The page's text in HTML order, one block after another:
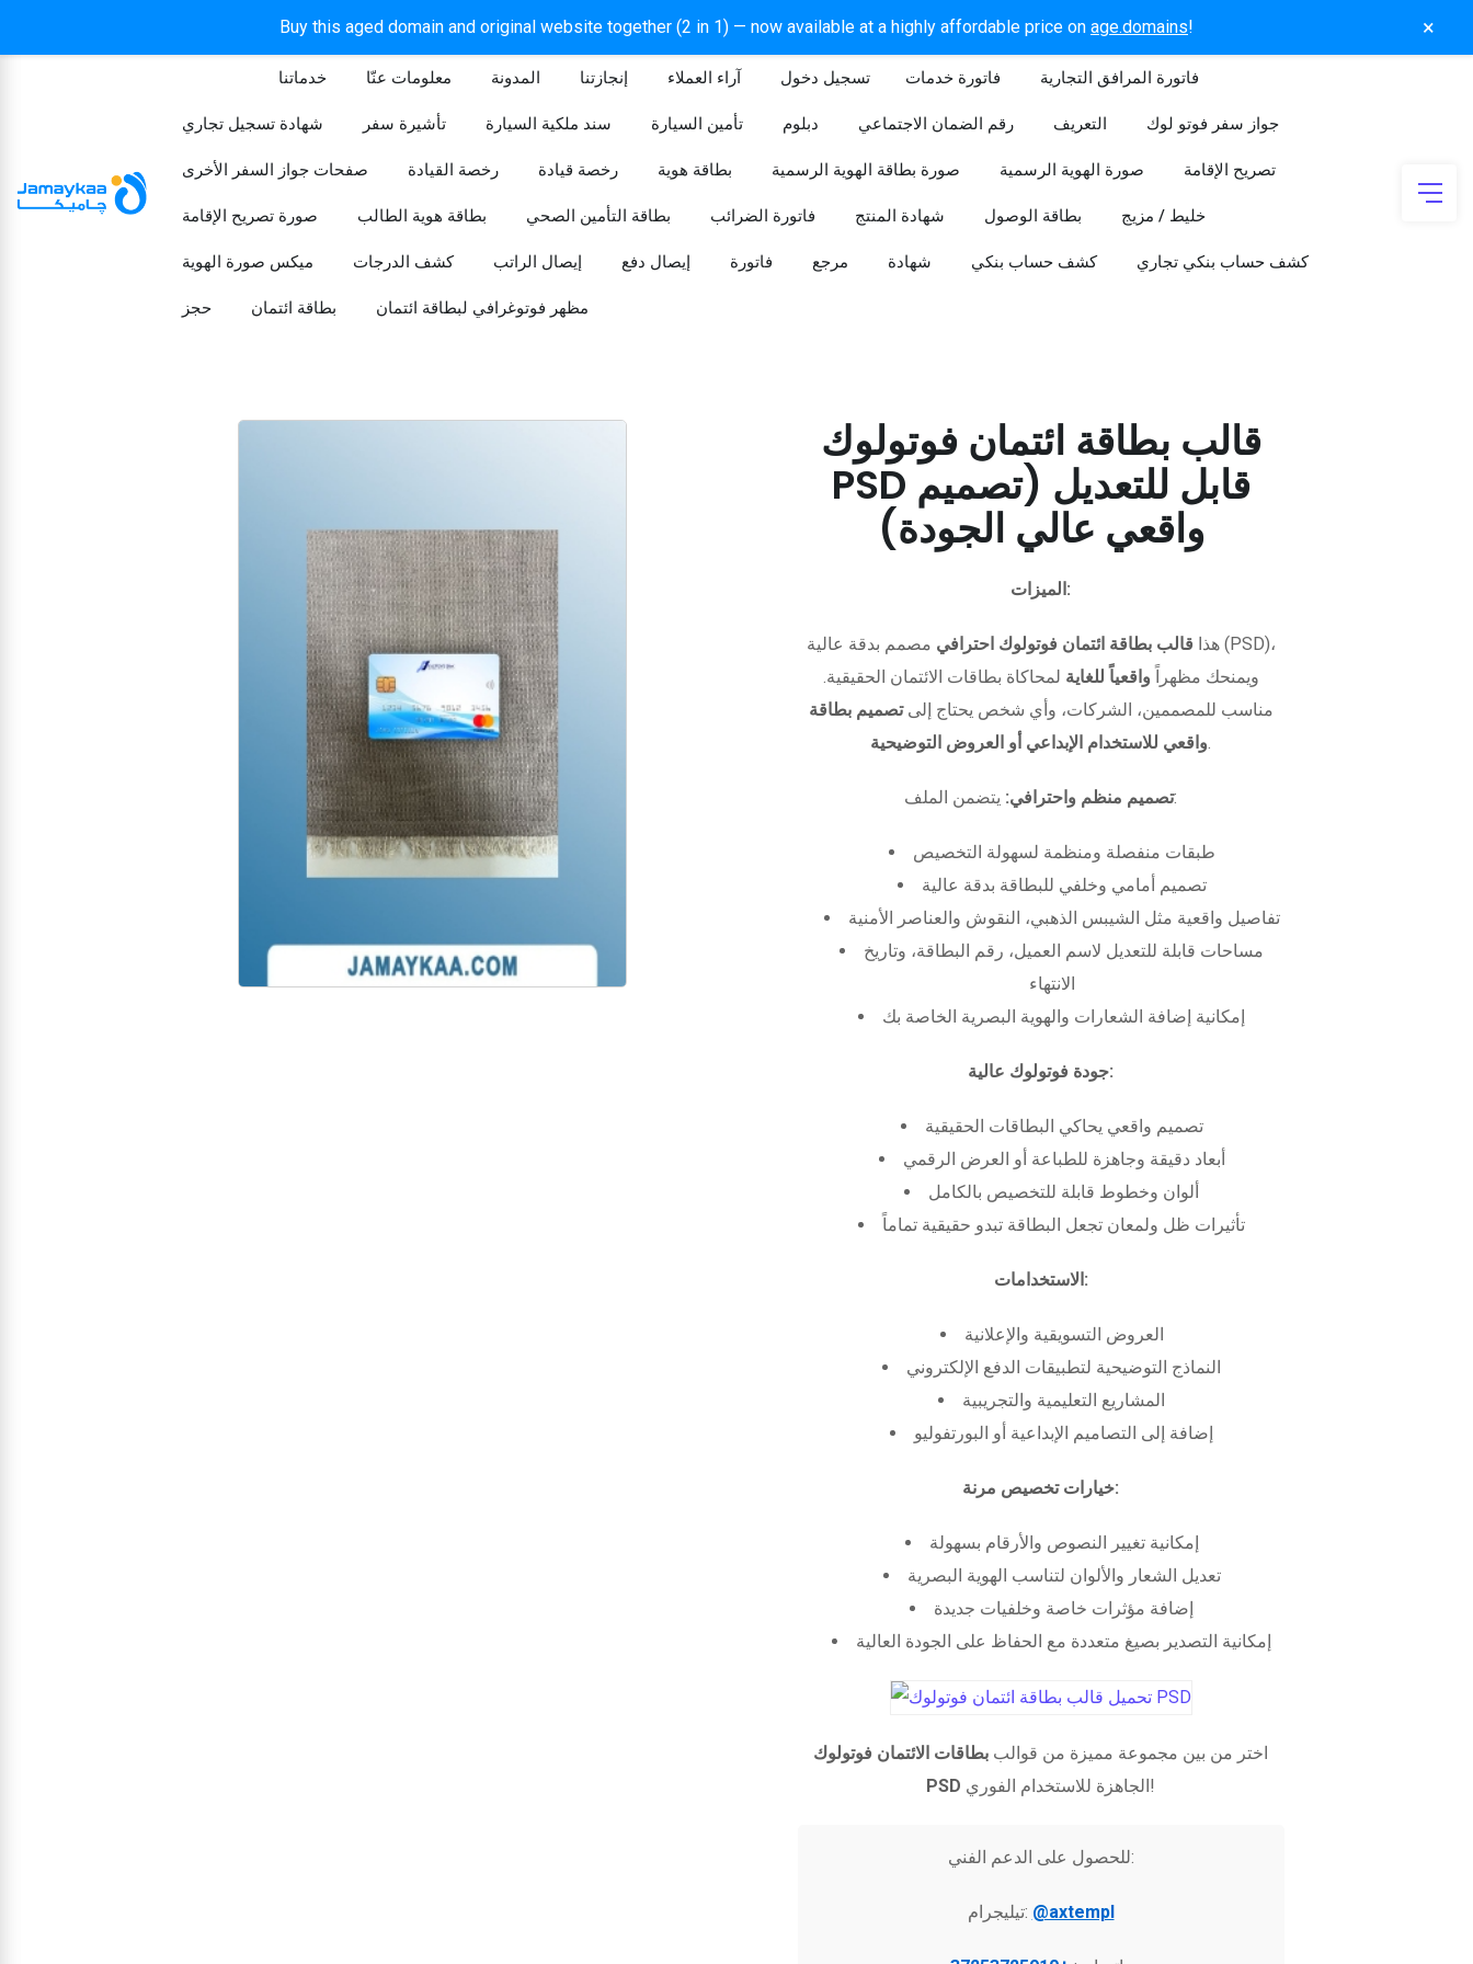
Buy this aged domain and original website together (2 in 1) — now available at a highly affordable price on age.domains! ×
خدماتنا معلومات عنّا المدونة إنجازتنا آراء العملاء تسجيل دخول​ فاتورة خدمات فاتورة المرافق التجارية
شهادة تسجيل تجاري تأشيرة سفر سند ملكية السيارة تأمين السيارة دبلوم رقم الضمان الاجتماعي التعريف جواز سفر فوتو لوك
صفحات جواز السفر الأخرى رخصة القيادة رخصة قيادة بطاقة هوية صورة بطاقة الهوية الرسمية صورة الهوية الرسمية تصريح الإقامة
صورة تصريح الإقامة بطاقة هوية الطالب بطاقة التأمين الصحي فاتورة الضرائب شهادة المنتج بطاقة الوصول خليط / مزيج
ميكس صورة الهوية كشف الدرجات إيصال الراتب إيصال دفع فاتورة مرجع شهادة كشف حساب بنكي كشف حساب بنكي تجاري
حجز بطاقة ائتمان مظهر فوتوغرافي لبطاقة ائتمان
قالب بطاقة ائتمان فوتولوك
PSD قابل للتعديل (تصميم
واقعي عالي الجودة)
الميزات:
هذا قالب بطاقة ائتمان فوتولوك احترافي مصمم بدقة عالية (PSD)،
ويمنحك مظهراً واقعياً للغاية لمحاكاة بطاقات الائتمان الحقيقية.
مناسب للمصممين، الشركات، وأي شخص يحتاج إلىتصميم بطاقة
واقعي للاستخدام الإبداعي أو العروض التوضيحية.
تصميم منظم واحترافي:يتضمن الملف:
طبقات منفصلة ومنظمة لسهولة التخصيص
تصميم أمامي وخلفي للبطاقة بدقة عالية
تفاصيل واقعية مثل الشيبس الذهبي، النقوش والعناصر الأمنية
مساحات قابلة للتعديل لاسم العميل، رقم البطاقة، وتاريخ
الانتهاء
إمكانية إضافة الشعارات والهوية البصرية الخاصة بك
جودة فوتولوك عالية:
تصميم واقعي يحاكي البطاقات الحقيقية
أبعاد دقيقة وجاهزة للطباعة أو العرض الرقمي
ألوان وخطوط قابلة للتخصيص بالكامل
تأثيرات ظل ولمعان تجعل البطاقة تبدو حقيقية تماماً
الاستخدامات:
العروض التسويقية والإعلانية
النماذج التوضيحية لتطبيقات الدفع الإلكتروني
المشاريع التعليمية والتجريبية
إضافة إلى التصاميم الإبداعية أو البورتفوليو
خيارات تخصيص مرنة:
إمكانية تغيير النصوص والأرقام بسهولة
تعديل الشعار والألوان لتناسب الهوية البصرية
إضافة مؤثرات خاصة وخلفيات جديدة
إمكانية التصدير بصيغ متعددة مع الحفاظ على الجودة العالية
اختر من بين مجموعة مميزة من قوالب بطاقات الائتمان فوتولوك
PSD
الجاهزة للاستخدام الفوري!
للحصول على الدعم الفني:
تيليجرام: @axtempl